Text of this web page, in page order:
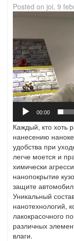
Posted on joi, 9
00:00
Каждый, кто хоть
нанесению
удобства при
легче моется и
химически
нанопокрытие
защите
Уникальный
нанотехнологий,
лакокрасочного
различных
влаги.